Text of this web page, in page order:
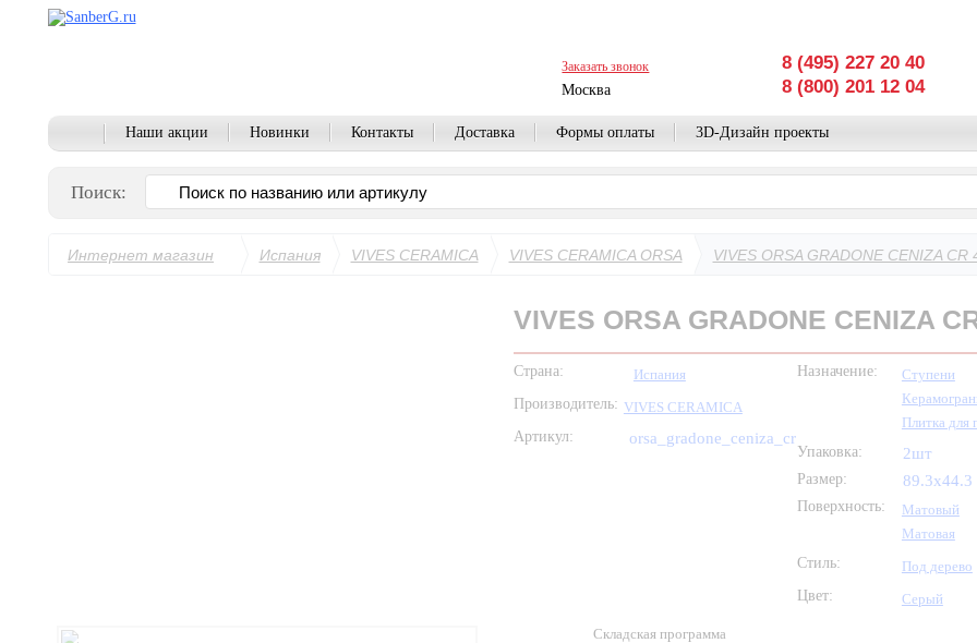
Заказать звонок
Москва
8 (495) 227 20 40
8 (800) 201 12 04
Наши акции Новинки Контакты Доставка Формы оплаты 3D-Дизайн проекты
Поиск:
Интернет магазин Испания VIVES CERAMICA VIVES CERAMICA ORSA VIVES ORSA GRADONE CENIZA CR
VIVES ORSA GRADONE CENIZA
Страна:
Испания
Производитель: VIVES CERAMICA
Артикул:
orsa_gradone_ceniza_cr
Назначение:
Ступени
Плитка для
Упаковка:
2шт
Размер: 89.3x44.3
Поверхность:
Матовый
Матовая
Стиль:
Под дерево
Цвет:
Серый
Складская программа